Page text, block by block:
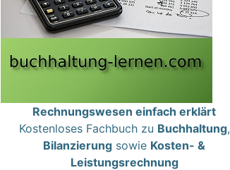
Rechnungswesen einfach erklärt
Kostenloses Fachbuch zu Buchhaltung,
Bilanzierung sowie Kosten- &
Leistungsrechnung